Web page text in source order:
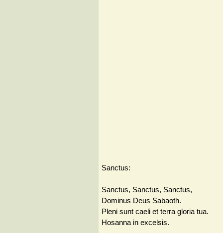
Sanctus:
Sanctus, Sanctus, Sanctus,
Dominus Deus Sabaoth.
Pleni sunt caeli et terra gloria tua.
Hosanna in excelsis.